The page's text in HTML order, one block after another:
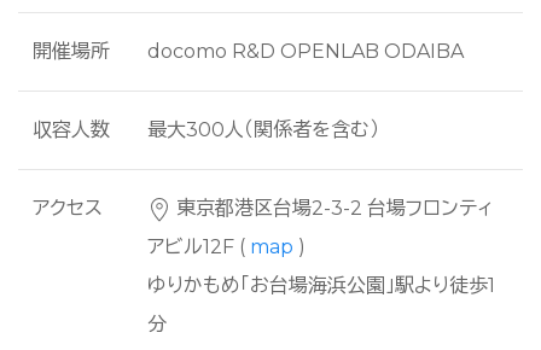
開催場所 docomo R&D OPENLAB ODAIBA
収容人数 最大300人（関係者を含む）
アクセス
東京都港区台場2-3-2 台場フロンティ
アビル12F ( map )
ゆりかもめ「お台場海浜公園」駅より徒歩1
分